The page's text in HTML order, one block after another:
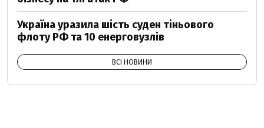
Україна уразила шість суден тіньового
флоту РФ та 10 енерговузлів
ВСІ НОВИНИ